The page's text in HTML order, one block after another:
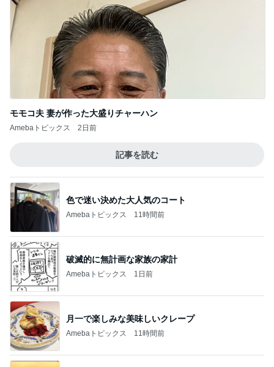
モモコ夫 妻が作った大盛りチャーハン
Amebaトピックス 2日前
記事を読む
色で迷い決めた大人気のコート
Amebaトピックス 11時間前
破滅的に無計画な家族の家計
Amebaトピックス 1日前
月一で楽しみな美味しいクレープ
Amebaトピックス 11時間前